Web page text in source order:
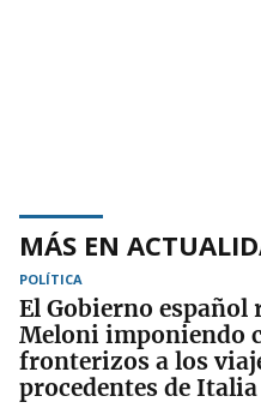
MÁS EN
POLÍTICA
El Gobierno español
Meloni imponiendo
fronterizos a los
procedentes de Italia